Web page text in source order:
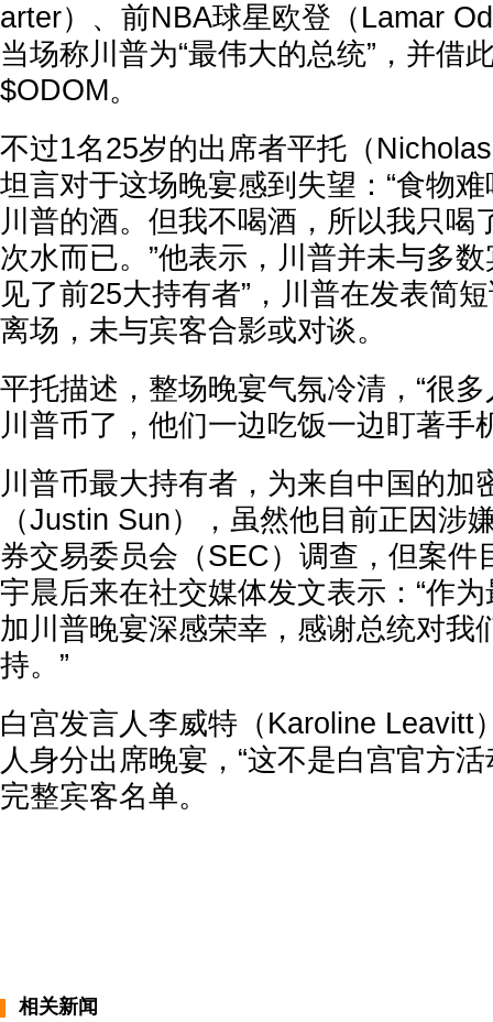
arter）、前NBA球星欧登（Lamar
当场称川普为“最伟大的总统”，并借
$ODOM。
不过1名25岁的出席者平托（
坦言对于这场晚宴感到失望：“食物
川普的酒。但我不喝酒，所以我只喝
次水而已。”他表示，川普并未与多
见了前25大持有者”，川普在发表简
离场，未与宾客合影或对谈。
平托描述，整场晚宴气氛冷清，“很
川普币了，他们一边吃饭一边盯著手
川普币最大持有者，为来自中国的加
（Justin Sun），虽然他目前正因涉
券交易委员会（SEC）调查，但案件
宇晨后来在社交媒体发文表示：“作
加川普晚宴深感荣幸，感谢总统对我
持。”
白宫发言人李威特（Karoline Leavitt
人身分出席晚宴，“这不是白宫官方
完整宾客名单。
相关新闻